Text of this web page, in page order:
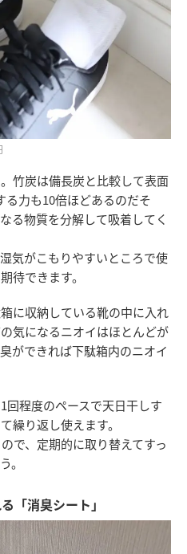
竹炭は備長炭と比較して表面
る力も10倍ほどあるのだそ
る物質を分解して吸着してく
気がこもりやすいところで使
待できます。
に収納している靴の中に入れ
気になるニオイはほとんどが
ができれば下駄箱内のニオイ
回程度のペースで天日干しす
繰り返し使えます。
で、定期的に取り替えてすっ
。
「消臭シート」